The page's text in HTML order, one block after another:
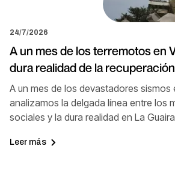
24/7/2026
A un mes de los terremotos en
dura realidad de la recuperación
A un mes de los devastadores sismos
analizamos la delgada línea entre los
sociales y la dura realidad en La
Leer más